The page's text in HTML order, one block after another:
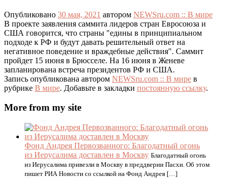
Опубликовано 30 мая, 2021 автором NEWSru.com :: В мире
В проекте заявления саммита лидеров стран Евросоюза и
США говорится, что страны "едины в принципиальном
подходе к РФ и будут давать решительный ответ на
негативное поведение и враждебные действия". Саммит
пройдет 15 июня в Брюсселе. На 16 июня в Женеве
запланирована встреча президентов РФ и США.
Запись опубликована автором NEWSru.com :: В мире в
рубрике В мире. Добавьте в закладки постоянную ссылку.
More from my site
Фонд Андрея Первозванного: Благодатный огонь
из Иерусалима доставлен в Москву Благодатный огонь
из Иерусалима привезли в Москву в преддверии Пасхи. Об этом
пишет РИА Новости со ссылкой на Фонд Андрея […]